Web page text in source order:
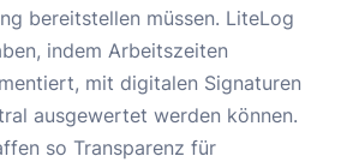
bereitstellen müssen. LiteLog
indem Arbeitszeiten
mit digitalen Signaturen
ausgewertet werden können.
so Transparenz für